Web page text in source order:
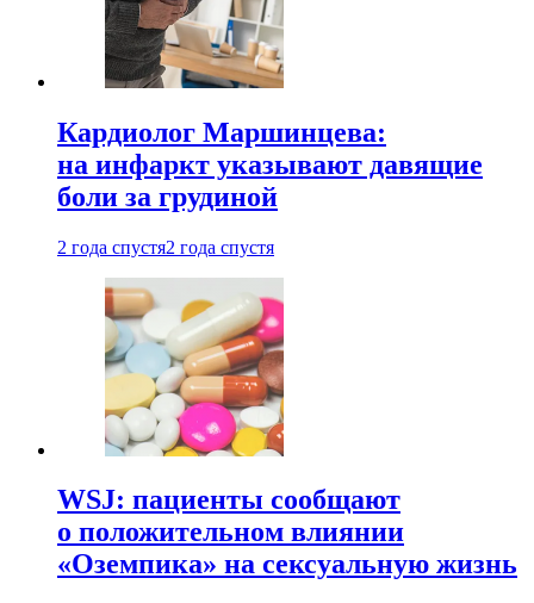
Кардиолог Маршинцева:
на инфаркт указывают давящие
боли за грудиной
2 года спустя2 года спустя
WSJ: пациенты сообщают
о положительном влиянии
«Оземпика» на сексуальную жизнь